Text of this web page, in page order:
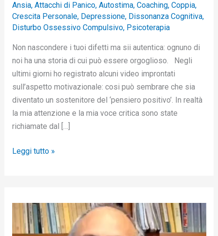
Ansia, Attacchi di Panico, Autostima, Coaching, Coppia,
Crescita Personale, Depressione, Dissonanza Cognitiva,
Disturbo Ossessivo Compulsivo, Psicoterapia
Non nascondere i tuoi difetti ma sii autentica: ognuno di
noi ha una storia di cui può essere orgoglioso. Negli
ultimi giorni ho registrato alcuni video improntati
sull’aspetto motivazionale: cosi può sembrare che sia
diventato un sostenitore del ‘pensiero positivo’. In realtà
la mia attenzione e la mia voce critica sono state
richiamate dal […]
Leggi tutto »